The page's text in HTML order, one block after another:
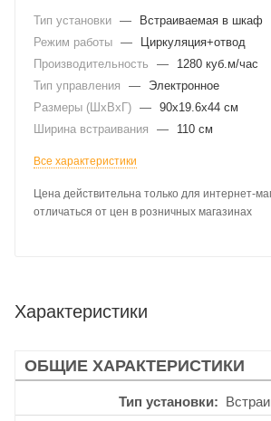
Тип установки —
Встраиваемая в шкаф
Режим работы —
Циркуляция+отвод
Производительность
—
1280 куб.м/час
Тип управления
—
Электронное
Размеры (ШхВхГ) — 90x19.6x44 см
Ширина встраивания
— 110 см
Все характеристики
Цена действительна только для интернет-
отличаться от цен в розничных магазинах
Характеристики
ОБЩИЕ ХАРАКТЕРИСТИКИ
Тип установки